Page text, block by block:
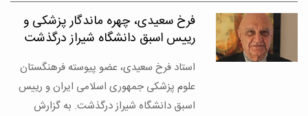
فرخ سعیدی، چهره ماندگار پزشکی و
رییس اسبق دانشگاه شیراز درگذشت
استاد فرخ سعیدی، عضو پیوسته فرهنگستان
علوم پزشکی جمهوری اسلامی ایران و رییس
اسبق دانشگاه شیراز درگذشت. به گزارش